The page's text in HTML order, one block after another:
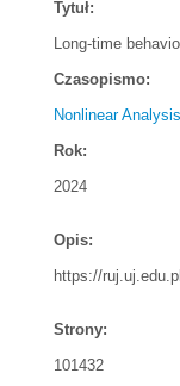
Tytuł:
Long-time
Czasopismo:
Nonlinear
Rok:
2024
Opis:
https://
Strony:
101432